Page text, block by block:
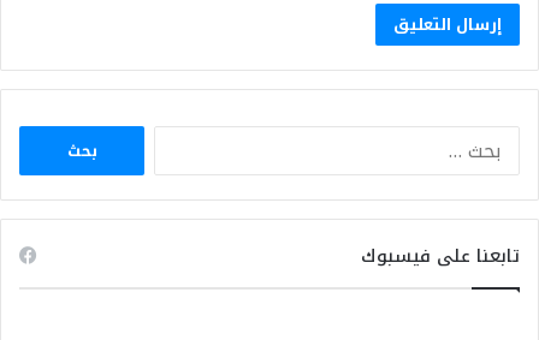
البحث
تابعنا على فيسبوك